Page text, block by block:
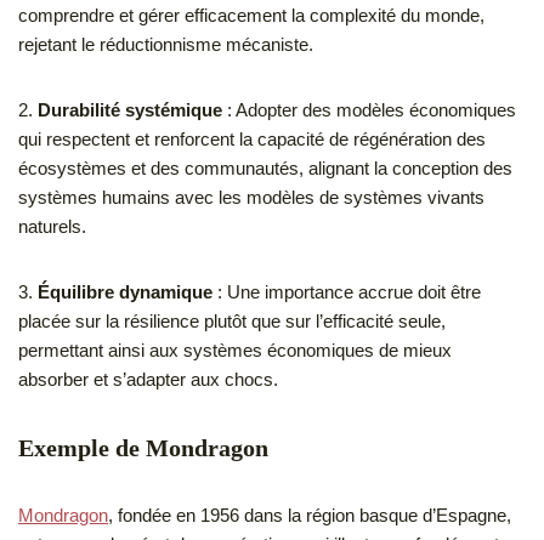
comprendre et gérer efficacement la complexité du monde,
rejetant le réductionnisme mécaniste.
2. Durabilité systémique : Adopter des modèles économiques
qui respectent et renforcent la capacité de régénération des
écosystèmes et des communautés, alignant la conception des
systèmes humains avec les modèles de systèmes vivants
naturels.
3. Équilibre dynamique : Une importance accrue doit être
placée sur la résilience plutôt que sur l’efficacité seule,
permettant ainsi aux systèmes économiques de mieux
absorber et s’adapter aux chocs.
Exemple de Mondragon
Mondragon, fondée en 1956 dans la région basque d’Espagne,